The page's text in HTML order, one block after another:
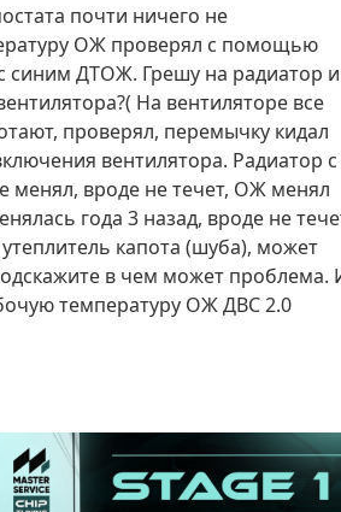
почти ничего не
ОЖ проверял с помощью
синим ДТОЖ. Грешу на радиатор и
На вентиляторе все
проверял, перемычку кидал
вентилятора. Радиатор с
менял, вроде не течет, ОЖ менял
года 3 назад, вроде не
капота (шуба), может
в чем может проблема.
температуру ОЖ ДВС 2.0